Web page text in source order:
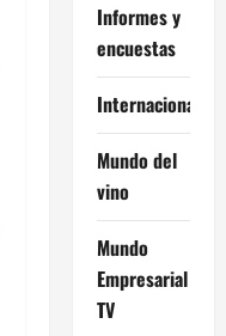
Informes y
encuestas
Internacional
Mundo del
vino
Mundo
Empresarial
TV